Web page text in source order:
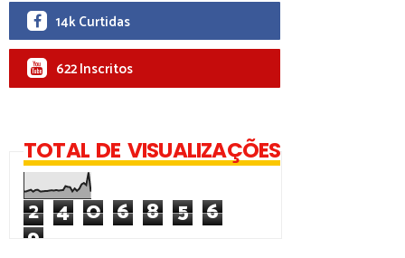
14k Curtidas
622 Inscritos
TOTAL DE VISUALIZAÇÕES
2 4 0 6 8 5 6
9